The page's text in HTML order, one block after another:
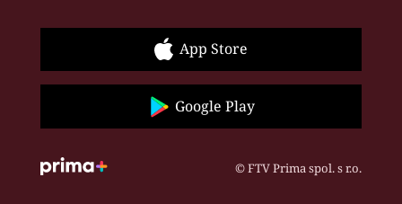
App Store
Google Play
© FTV Prima spol. s r.o.